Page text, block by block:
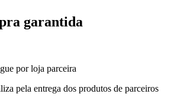
garantida
por loja parceira
pela entrega dos produtos de parceiros